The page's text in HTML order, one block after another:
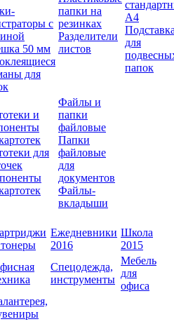
с
50 мм
для
папки на
резинках
Разделители
листов
А4
для
папок
и
для
Файлы и
папки
файловые
Папки
файловые
для
документов
Файлы-
вкладыши
Ежедневники
2016
Школа
2015
Спецодежда,
инструменты
Мебель
для
офиса